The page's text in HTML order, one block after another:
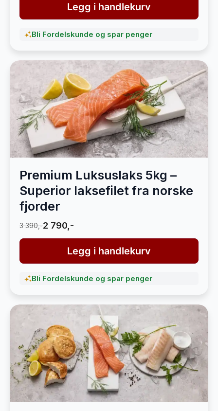
Legg i handlekurv
Bli Fordelskunde og spar penger
Premium Luksuslaks 5kg –
Superior laksefilet fra norske
fjorder
3 390,-2 790,-
Legg i handlekurv
Bli Fordelskunde og spar penger